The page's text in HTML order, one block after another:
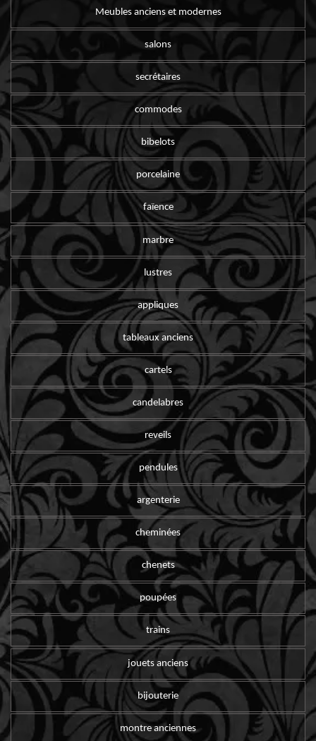
Meubles anciens et modernes
salons
secrétaires
commodes
bibelots
porcelaine
faïence
marbre
lustres
appliques
tableaux anciens
cartels
candelabres
reveils
pendules
argenterie
cheminées
chenets
poupées
trains
jouets anciens
bijouterie
montre anciennes